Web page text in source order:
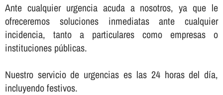
Ante cualquier urgencia acuda a nosotros, ya que le
ofreceremos soluciones inmediatas ante cualquier
incidencia, tanto a particulares como empresas o
instituciones públicas.
Nuestro servicio de urgencias es las 24 horas del dí­a,
incluyendo festivos.